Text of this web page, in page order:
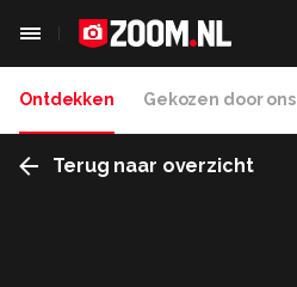
Ontdekken Gekozen door ons
Terug naar overzicht